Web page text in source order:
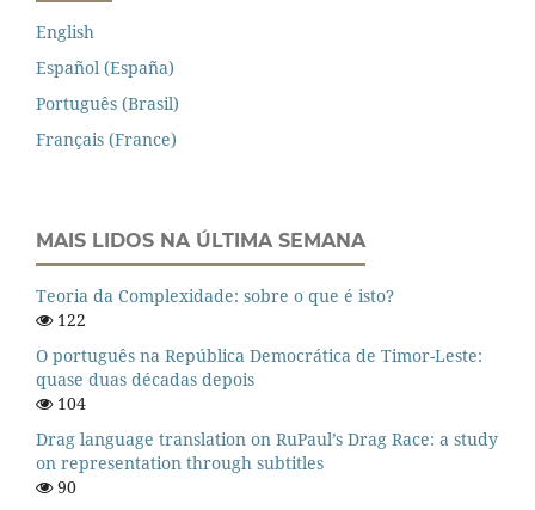
English
Español (España)
Português (Brasil)
Français (France)
MAIS LIDOS NA ÚLTIMA SEMANA
Teoria da Complexidade: sobre o que é isto?
122
O português na República Democrática de Timor-Leste:
quase duas décadas depois
104
Drag language translation on RuPaul’s Drag Race: a study
on representation through subtitles
90